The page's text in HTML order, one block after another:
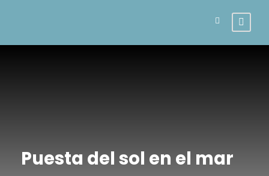
Puesta del sol en el mar